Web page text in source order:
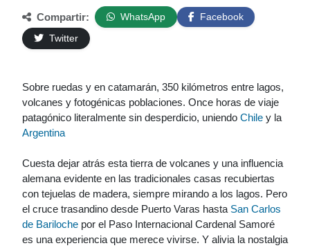
Compartir: WhatsApp
Facebook
Twitter
Sobre ruedas y en catamarán, 350 kilómetros entre lagos,
volcanes y fotogénicas poblaciones. Once horas de viaje
patagónico literalmente sin desperdicio, uniendo Chile y la
Argentina
Cuesta dejar atrás esta tierra de volcanes y una influencia
alemana evidente en las tradicionales casas recubiertas
con tejuelas de madera, siempre mirando a los lagos. Pero
el cruce trasandino desde Puerto Varas hasta San Carlos
de Bariloche por el Paso Internacional Cardenal Samoré
es una experiencia que merece vivirse. Y alivia la nostalgia